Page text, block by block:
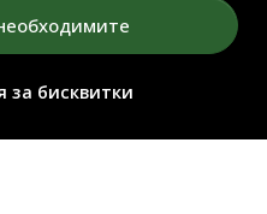
за бисквитки